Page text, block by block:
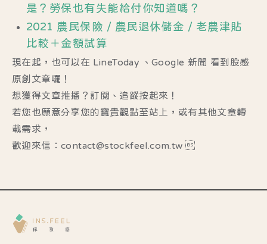
是？勞保也有失能給付你知道嗎？
2021 農民保險 / 農民退休儲金 / 老農津貼
比較＋金額試算
現在起，也可以在 LineToday 、Google 新聞 看到股感
原創文章囉！
想獲得文章推播？訂閱、追蹤按起來！
若您也願意分享您的寶貴觀點至站上，或有其他文章轉
載需求，
歡迎來信：contact@stockfeel.com.tw 